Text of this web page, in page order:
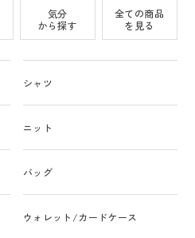
気分
から探す
全ての商品
を見る
シャツ
ニット
バッグ
ウォレット/カードケース